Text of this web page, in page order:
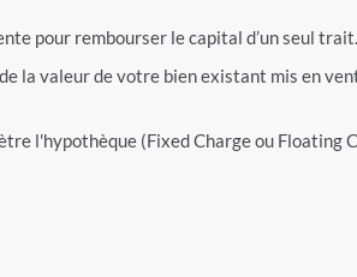
pour rembourser le capital d’un seul trait.
la valeur de votre bien existant mis en
l'hypothèque (Fixed Charge ou Floating